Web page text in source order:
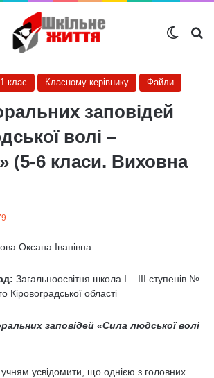
клас Класному керівнику Файли
заповідей
волі –
(5-6 класи. Виховна
Оксана Іванівна
Загальноосвітня школа І – ІІІ ступенів №
Кіровоградської області
заповідей «Сила людської волі
усвідомити, що однією з головних